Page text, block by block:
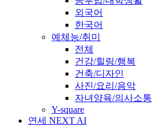
외국어
한국어
예체능/취미
전체
건강/힐링/행복
건축/디자인
사진/요리/음악
자녀양육/의사소통
Y-square
연세 NEXT AI